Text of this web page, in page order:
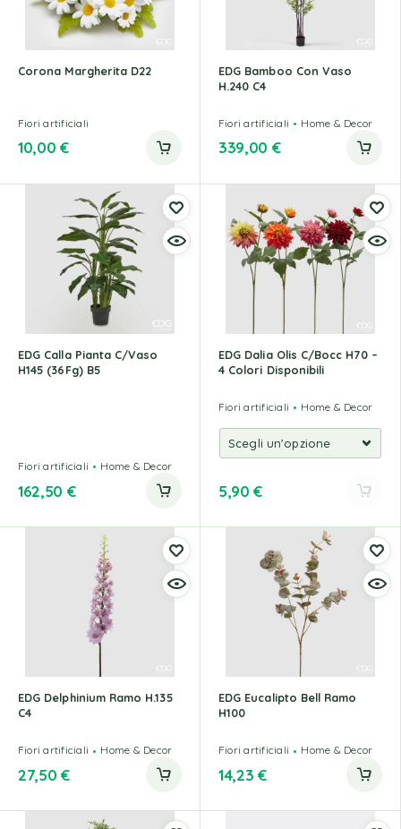
Corona Margherita D22
Fiori artificiali
10,00 €
EDG Bamboo Con Vaso
H.240 C4
Fiori artificiali Home & Decor
339,00 €
EDG Calla Pianta C/Vaso
H145 (36Fg) B5
Fiori artificiali Home & Decor
162,50 €
EDG Dalia Olis C/Bocc H70 –
4 Colori Disponibili
Fiori artificiali Home & Decor
5,90€
EDG Delphinium Ramo H.135
C4
Fiori artificiali Home & Decor
27,50 €
EDG Eucalipto Bell Ramo
H100
Fiori artificiali Home & Decor
14,23 €